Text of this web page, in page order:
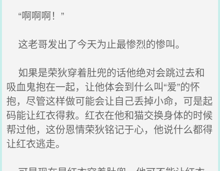
“啊啊啊！”
这老哥发出了今天为止最惨烈的惨叫。
如果是荣狄穿着肚兜的话他绝对会跳过去和
吸血鬼抱在一起，让他体会到什么叫“爱”的怀
抱，尽管这样做可能会让自己丢掉小命，可是起
码能让红衣得救。红衣在他和猫交换身体的时候
帮过他，这份恩情荣狄铭记于心，他说什么都得
让红衣逃走。